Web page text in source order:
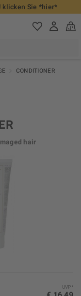
klicken Sie *hier*
CONDITIONER
hair
UVP*